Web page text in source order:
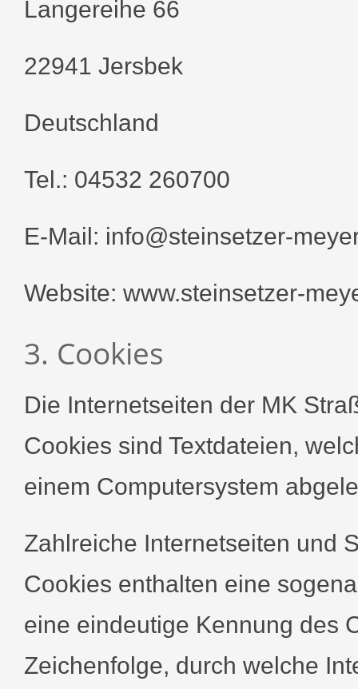
Langereihe 66
22941 Jersbek
Deutschland
Tel.: 04532 260700
E-Mail: info@steinsetzer-
Website: www.steinsetzer-
3. Cookies
Die Internetseiten der MK
Cookies sind Textdateien,
einem Computersystem
Zahlreiche Internetseiten und
Cookies enthalten eine
eine eindeutige Kennung des
Zeichenfolge, durch welche